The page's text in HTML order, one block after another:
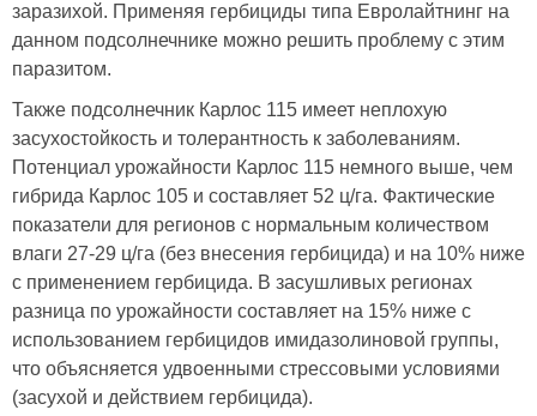
заразихой. Применяя гербициды типа Евролайтнинг на
данном подсолнечнике можно решить проблему с этим
паразитом.
Также подсолнечник Карлос 115 имеет неплохую
засухостойкость и толерантность к заболеваниям.
Потенциал урожайности Карлос 115 немного выше, чем
гибрида Карлос 105 и составляет 52 ц/га. Фактические
показатели для регионов с нормальным количеством
влаги 27-29 ц/га (без внесения гербицида) и на 10% ниже
с применением гербицида. В засушливых регионах
разница по урожайности составляет на 15% ниже с
использованием гербицидов имидазолиновой группы,
что объясняется удвоенными стрессовыми условиями
(засухой и действием гербицида).